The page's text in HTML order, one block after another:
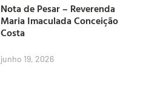
Nota de Pesar – Reverenda
Maria Imaculada Conceição
Costa
junho 19, 2026